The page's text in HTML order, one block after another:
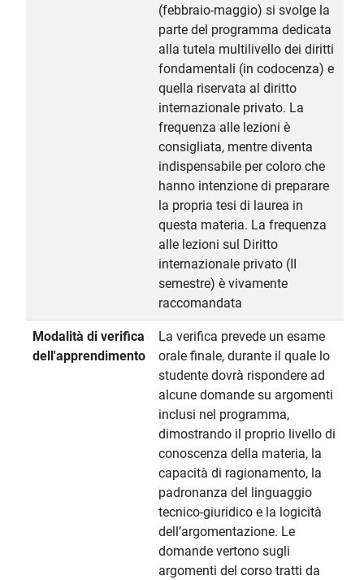
(febbraio-maggio) si svolge la
parte del programma dedicata
alla tutela multilivello dei diritti
fondamentali (in codocenza) e
quella riservata al diritto
internazionale privato. La
frequenza alle lezioni è
consigliata, mentre diventa
indispensabile per coloro che
hanno intenzione di preparare
la propria tesi di laurea in
questa materia. La frequenza
alle lezioni sul Diritto
internazionale privato (II
semestre) è vivamente
raccomandata
Modalità di verifica
dell'apprendimento
La verifica prevede un esame
orale finale, durante il quale lo
studente dovrà rispondere ad
alcune domande su argomenti
inclusi nel programma,
dimostrando il proprio livello di
conoscenza della materia, la
capacità di ragionamento, la
padronanza del linguaggio
tecnico-giuridico e la logicità
dell’argomentazione. Le
domande vertono sugli
argomenti del corso tratti da